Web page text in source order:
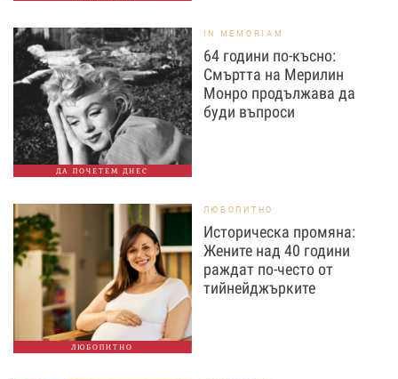
ДА ПОЧЕТЕМ ДНЕС
IN MEMORIAM
64 години по-късно:
Смъртта на Мерилин
Монро продължава да
буди въпроси
ЛЮБОПИТНО
ЛЮБОПИТНО
Историческа промяна:
Жените над 40 години
раждат по-често от
тийнейджърките